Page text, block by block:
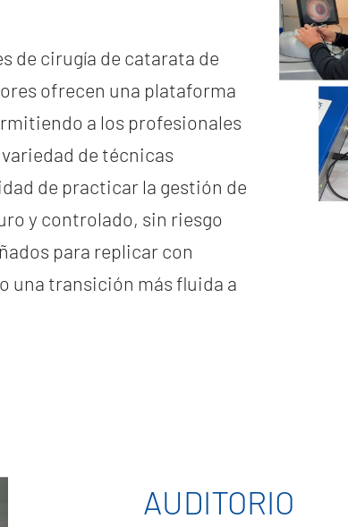
de cirugía de catarata de
ofrecen una plataforma
a los profesionales
de técnicas
de practicar la gestión de
y controlado, sin riesgo
para replicar con
una transición más fluida a
AUDITORIO